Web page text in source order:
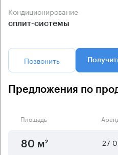
Кондиционирование
сплит-системы
Позвонить
Предложения по
Площадь
80 м² 27